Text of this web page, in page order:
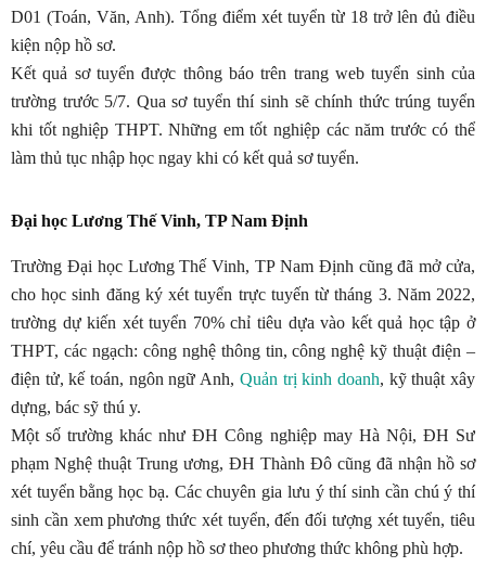
D01 (Toán, Văn, Anh). Tổng điểm xét tuyển từ 18 trở lên đủ điều
kiện nộp hồ sơ.
Kết quả sơ tuyển được thông báo trên trang web tuyển sinh của
trường trước 5/7. Qua sơ tuyển thí sinh sẽ chính thức trúng tuyển
khi tốt nghiệp THPT. Những em tốt nghiệp các năm trước có thể
làm thủ tục nhập học ngay khi có kết quả sơ tuyển.
Đại học Lương Thế Vinh, TP Nam Định
Trường Đại học Lương Thế Vinh, TP Nam Định cũng đã mở cửa,
cho học sinh đăng ký xét tuyển trực tuyến từ tháng 3. Năm 2022,
trường dự kiến xét tuyển 70% chỉ tiêu dựa vào kết quả học tập ở
THPT, các ngạch: công nghệ thông tin, công nghệ kỹ thuật điện –
điện tử, kế toán, ngôn ngữ Anh, Quản trị kinh doanh, kỹ thuật xây
dựng, bác sỹ thú y.
Một số trường khác như ĐH Công nghiệp may Hà Nội, ĐH Sư
phạm Nghệ thuật Trung ương, ĐH Thành Đô cũng đã nhận hồ sơ
xét tuyển bằng học bạ. Các chuyên gia lưu ý thí sinh cần chú ý thí
sinh cần xem phương thức xét tuyển, đến đối tượng xét tuyển, tiêu
chí, yêu cầu để tránh nộp hồ sơ theo phương thức không phù hợp.